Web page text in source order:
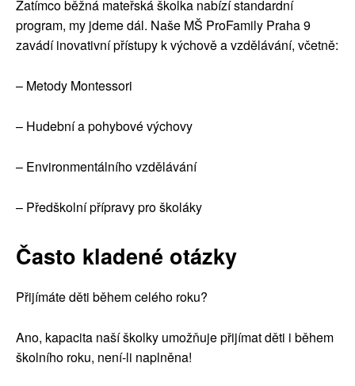
Zatímco běžná mateřská školka nabízí standardní
program, my jdeme dál. Naše MŠ ProFamily Praha 9
zavádí inovativní přístupy k výchově a vzdělávání, včetně:
– Metody Montessori
– Hudební a pohybové výchovy
– Environmentálního vzdělávání
– Předškolní přípravy pro školáky
Často kladené otázky
Přijímáte děti během celého roku?
Ano, kapacita naší školky umožňuje přijímat děti i během
školního roku, není-li naplněna!